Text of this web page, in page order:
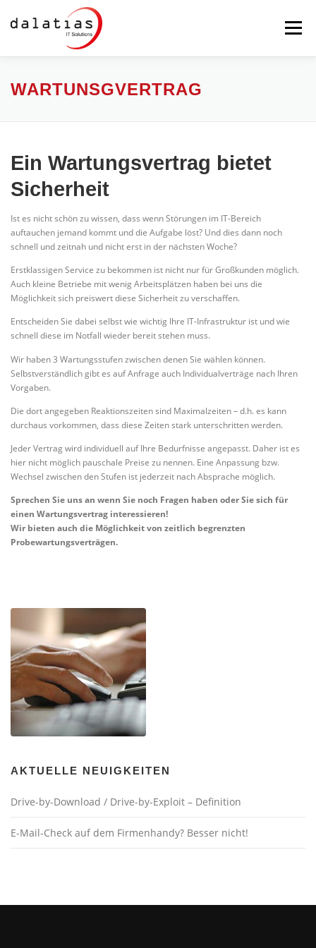
Inhalt
Menü
STARTSEITE DALATIAS IT-SICHERHEIT
SERVICE FERNWARTUNG
WARTUNSGVERTRAG
Ein Wartungsvertrag bietet
Sicherheit
Ist es nicht schön zu wissen, dass wenn Störungen im IT-Bereich
auftauchen jemand kommt und die Aufgabe löst? Und dies dann noch
schnell und zeitnah und nicht erst in der nächsten Woche?
Erstklassigen Service zu bekommen ist nicht nur für Großkunden möglich.
Auch kleine Betriebe mit wenig Arbeitsplätzen haben bei uns die
Möglichkeit sich preiswert diese Sicherheit zu verschaffen.
Entscheiden Sie dabei selbst wie wichtig Ihre IT-Infrastruktur ist und wie
schnell diese im Notfall wieder bereit stehen muss.
Wir haben 3 Wartungsstufen zwischen denen Sie wählen können.
Selbstverständlich gibt es auf Anfrage auch Individualverträge nach Ihren
Vorgaben.
Die dort angegeben Reaktionszeiten sind Maximalzeiten – d.h. es kann
durchaus vorkommen, dass diese Zeiten stark unterschritten werden.
Jeder Vertrag wird individuell auf Ihre Bedurfnisse angepasst. Daher ist es
hier nicht möglich pauschale Preise zu nennen. Eine Anpassung bzw.
Wechsel zwischen den Stufen ist jederzeit nach Absprache möglich.
Sprechen Sie uns an wenn Sie noch Fragen haben oder Sie sich für
einen Wartungsvertrag interessieren!
Wir bieten auch die Möglichkeit von zeitlich begrenzten
Probewartungsverträgen.
AKTUELLE NEUIGKEITEN
Drive-by-Download / Drive-by-Exploit – Definition
E-Mail-Check auf dem Firmenhandy? Besser nicht!